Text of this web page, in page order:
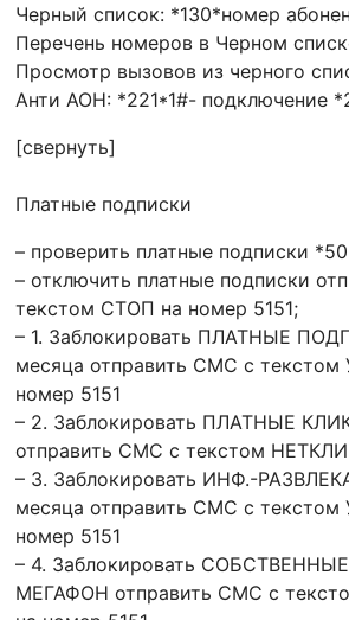
Черный список: *130*номер
Перечень номеров в Черном
Просмотр вызовов из черного
Анти АОН: *221*1#- подключение
[свернуть]
Платные подписки
– проверить платные подписки
– отключить платные подписки
текстом СТОП на номер 5151;
– 1. Заблокировать ПЛАТНЫЕ
месяца отправить СМС с текстом
номер 5151
– 2. Заблокировать ПЛАТНЫЕ
отправить СМС с текстом
– 3. Заблокировать ИНФ.-
месяца отправить СМС с текстом
номер 5151
– 4. Заблокировать
МЕГАФОН отправить СМС с